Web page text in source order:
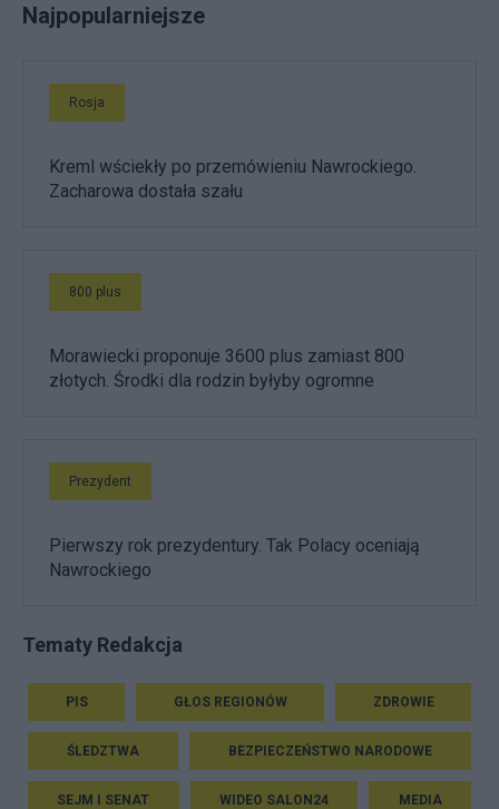
Najpopularniejsze
Rosja
Kreml wściekły po przemówieniu Nawrockiego.
Zacharowa dostała szału
800 plus
Morawiecki proponuje 3600 plus zamiast 800
złotych. Środki dla rodzin byłyby ogromne
Prezydent
Pierwszy rok prezydentury. Tak Polacy oceniają
Nawrockiego
Tematy Redakcja
PIS GŁOS REGIONÓW ZDROWIE
ŚLEDZTWA BEZPIECZEŃSTWO NARODOWE
SEJM I SENAT WIDEO SALON24 MEDIA